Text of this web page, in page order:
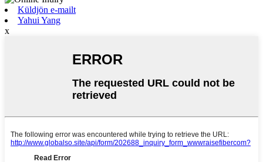
Küldjön e-mailt
Yahui Yang
x